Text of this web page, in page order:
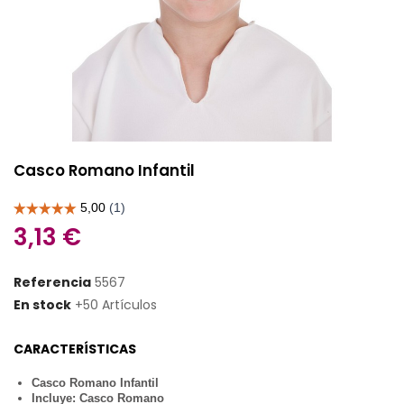
Casco Romano Infantil
3,13 €
Referencia 5567
En stock +50 Artículos
CARACTERÍSTICAS
Casco Romano Infantil
Incluye: Casco Romano